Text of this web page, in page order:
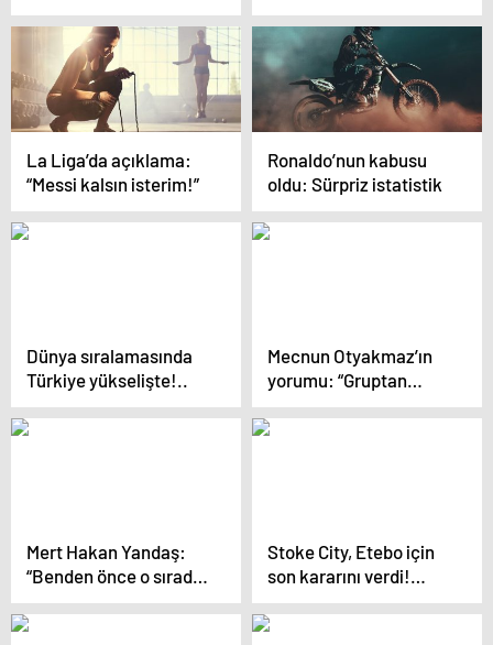
La Liga’da açıklama:
“Messi kalsın isterim!”
Ronaldo’nun kabusu
oldu: Sürpriz istatistik
Dünya sıralamasında
Türkiye yükselişte!..
Mecnun Otyakmaz’ın
yorumu: “Gruptan
neden çıkamayalım?”
Mert Hakan Yandaş:
“Benden önce o sırada
secde yapmış”
Stoke City, Etebo için
son kararını verdi!…